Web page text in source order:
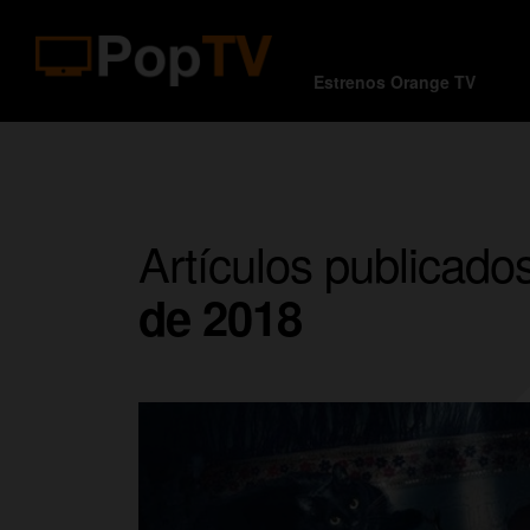
Estrenos Orange TV
Artículos
de 2018